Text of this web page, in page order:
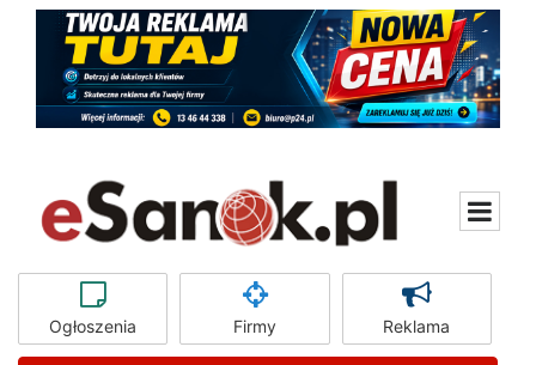
Ogłoszenia Firmy Reklama